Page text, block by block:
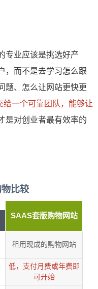
专业应该是挑选好产
，而不是去学习怎么跟
题、怎么让网站更快更
一个可靠团队，能够让
是对创业者最有效率的
比较
SAAS套版购物网站
租用现成的购物网站
低，支付月费或年费即
可开始